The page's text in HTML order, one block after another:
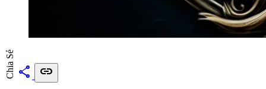
Chia Sẻ share link